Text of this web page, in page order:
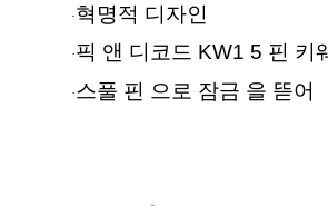
·혁명적 디자인
·픽 앤 디코드 KW1 5 핀 키
·스풀 핀 으로 잠금 을 뜯어